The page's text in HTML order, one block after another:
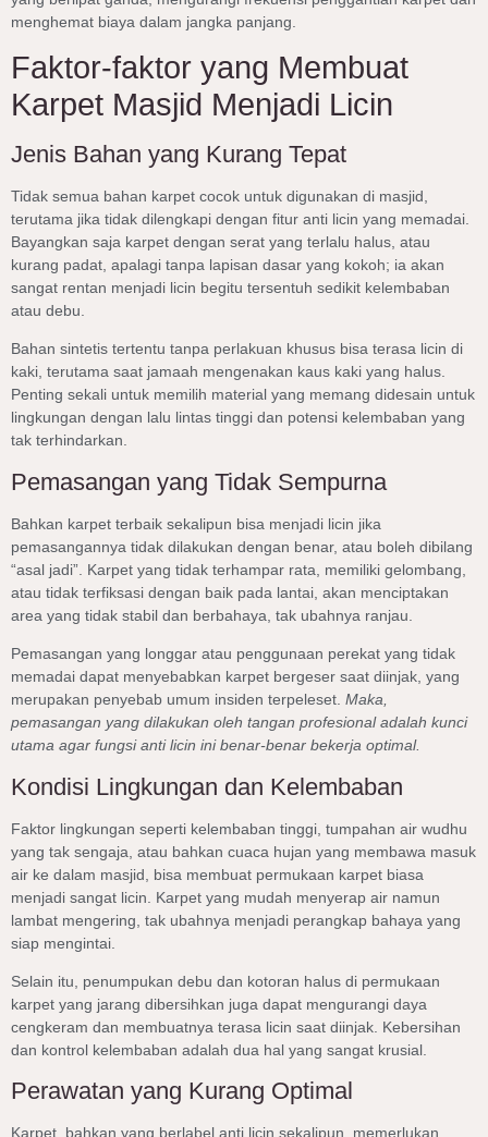
menghemat biaya dalam jangka panjang.
Faktor-faktor yang Membuat
Karpet Masjid Menjadi Licin
Jenis Bahan yang Kurang Tepat
Tidak semua bahan karpet cocok untuk digunakan di masjid,
terutama jika tidak dilengkapi dengan fitur anti licin yang memadai.
Bayangkan saja karpet dengan serat yang terlalu halus, atau
kurang padat, apalagi tanpa lapisan dasar yang kokoh; ia akan
sangat rentan menjadi licin begitu tersentuh sedikit kelembaban
atau debu.
Bahan sintetis tertentu tanpa perlakuan khusus bisa terasa licin di
kaki, terutama saat jamaah mengenakan kaus kaki yang halus.
Penting sekali untuk memilih material yang memang didesain untuk
lingkungan dengan lalu lintas tinggi dan potensi kelembaban yang
tak terhindarkan.
Pemasangan yang Tidak Sempurna
Bahkan karpet terbaik sekalipun bisa menjadi licin jika
pemasangannya tidak dilakukan dengan benar, atau boleh dibilang
“asal jadi”. Karpet yang tidak terhampar rata, memiliki gelombang,
atau tidak terfiksasi dengan baik pada lantai, akan menciptakan
area yang tidak stabil dan berbahaya, tak ubahnya ranjau.
Pemasangan yang longgar atau penggunaan perekat yang tidak
memadai dapat menyebabkan karpet bergeser saat diinjak, yang
merupakan penyebab umum insiden terpeleset. Maka,
pemasangan yang dilakukan oleh tangan profesional adalah kunci
utama agar fungsi anti licin ini benar-benar bekerja optimal.
Kondisi Lingkungan dan Kelembaban
Faktor lingkungan seperti kelembaban tinggi, tumpahan air wudhu
yang tak sengaja, atau bahkan cuaca hujan yang membawa masuk
air ke dalam masjid, bisa membuat permukaan karpet biasa
menjadi sangat licin. Karpet yang mudah menyerap air namun
lambat mengering, tak ubahnya menjadi perangkap bahaya yang
siap mengintai.
Selain itu, penumpukan debu dan kotoran halus di permukaan
karpet yang jarang dibersihkan juga dapat mengurangi daya
cengkeram dan membuatnya terasa licin saat diinjak. Kebersihan
dan kontrol kelembaban adalah dua hal yang sangat krusial.
Perawatan yang Kurang Optimal
Karpet, bahkan yang berlabel anti licin sekalipun, memerlukan